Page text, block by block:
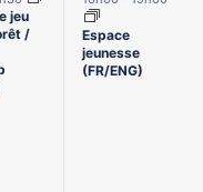
jeu
/
Espace
jeunesse
(FR/ENG)